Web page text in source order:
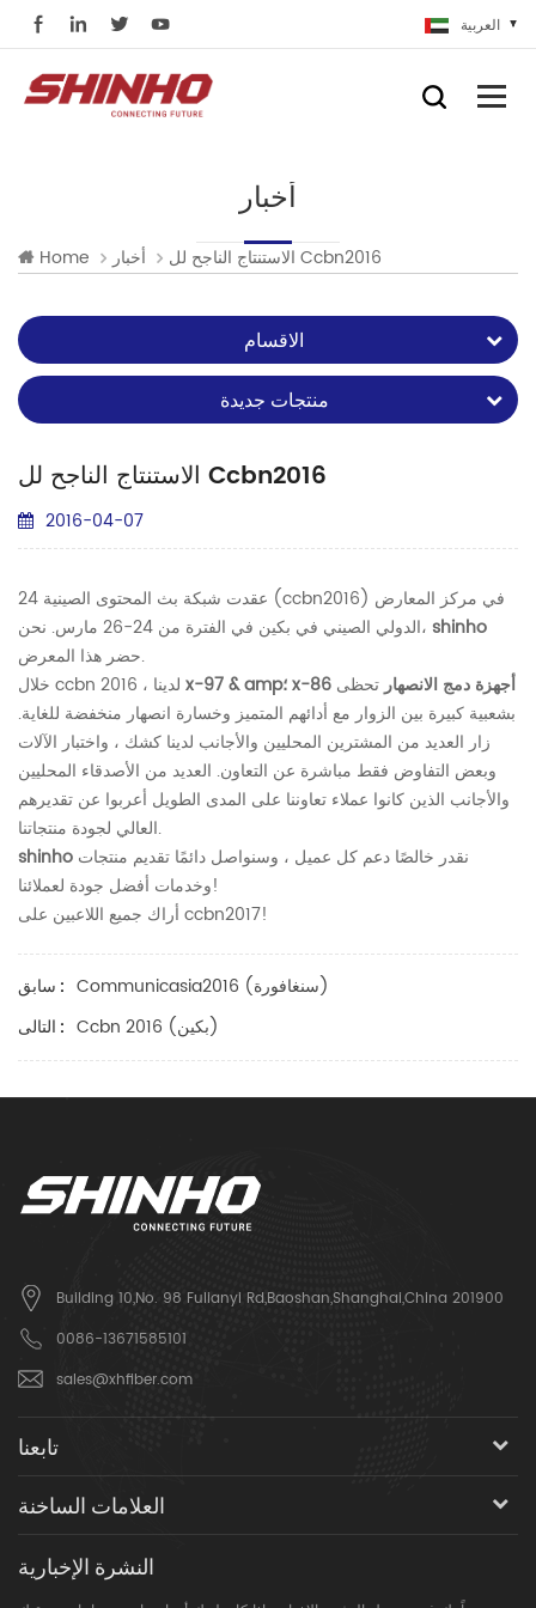
العربية
أخبار
Home أخبار الاستنتاج الناجح لل Ccbn2016
الاقسام
منتجات جديدة
الاستنتاج الناجح لل Ccbn2016
2016-04-07
عقدت شبكة بث المحتوى الصينية 24 (ccbn2016) في مركز المعارض
الدولي الصيني في بكين في الفترة من 24-26 مارس. نحن، shinho
حضر هذا المعرض.
خلال ccbn 2016 ، لدينا
x-97 & amp؛ x-86 أجهزة دمج الانصهارتحظى
بشعبية كبيرة بين الزوار مع أدائهم المتميز وخسارة انصهار منخفضة للغاية.
زار العديد من المشترين المحليين والأجانب لدينا كشك ، واختبار الآلات
وبعض التفاوض فقط مباشرة عن التعاون. العديد من الأصدقاء المحليين
والأجانب الذين كانوا عملاء تعاوننا على المدى الطويل أعربوا عن تقديرهم
العالي لجودة منتجاتنا.
shinho
وخدمات أفضل جودة لعملائنا!
أراك جميع اللاعبين على ccbn2017!
سابق : Communicasia2016 (سنغافورة)
التالى : Ccbn 2016 (بكين)
Building 10,No. 98 Fulianyi Rd,Baoshan,Shanghai,China 201900
0086-13671585101
sales@xhfiber.com
تابعنا
العلامات الساخنة
النشرة الإخبارية